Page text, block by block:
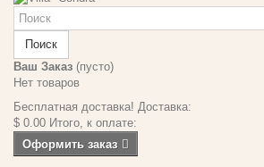
Поиск
Ваш Заказ (пусто)
Нет товаров
Бесплатная доставка! Доставка:
$ 0.00 Итого, к оплате:
Оформить заказ